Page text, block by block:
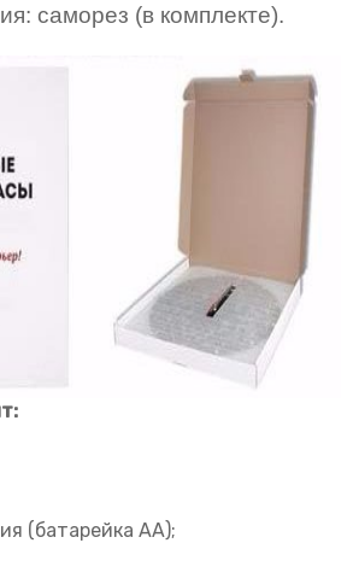
саморез (в комплекте).
(батарейка АА);